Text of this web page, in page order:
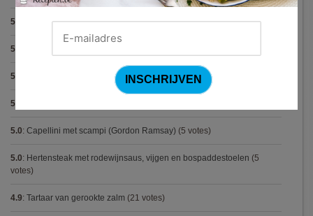
5.0 Pasta pesto(8 votes)
5.0
5.0 Avocadosoep met grijze garnalen(7 votes)
5.0
5.0: Capellini met scampi (Gordon Ramsay) (5 votes)
5.0: Hertensteak met rodewijnsaus, vijgen en bospaddestoelen (5
votes)
4.9: Tartaar van gerookte zalm (21 votes)